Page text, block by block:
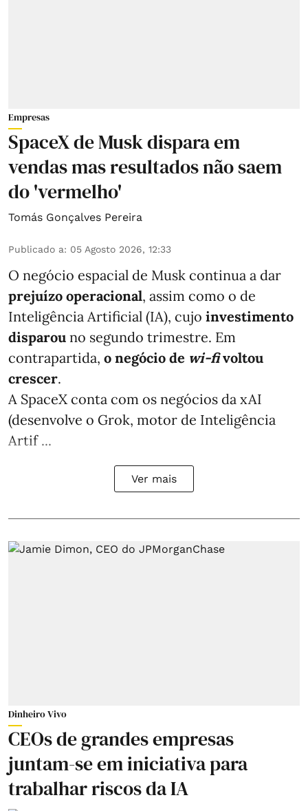
Empresas
SpaceX de Musk dispara em
vendas mas resultados não saem
do 'vermelho'
Tomás Gonçalves Pereira
Publicado a: 05 Agosto 2026, 12:33
O negócio espacial de Musk continua a dar
prejuízo operacional, assim como o de
Inteligência Artificial (IA), cujo investimento
disparou no segundo trimestre. Em
contrapartida, o negócio de wi-fivoltou
crescer.
A SpaceX conta com os negócios da xAI
(desenvolve o Grok, motor de Inteligência
Artif ...
Ver mais
Dinheiro Vivo
CEOs de grandes empresas
juntam-se em iniciativa para
trabalhar riscos da IA